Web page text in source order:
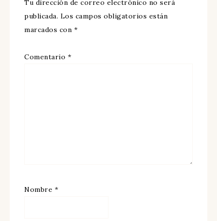
Tu dirección de correo electrónico no será
publicada. Los campos obligatorios están
marcados con *
Comentario *
Nombre *